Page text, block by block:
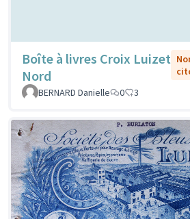
Boîte à livres Croix Luizet
Nord
BERNARD Danielle
0 3